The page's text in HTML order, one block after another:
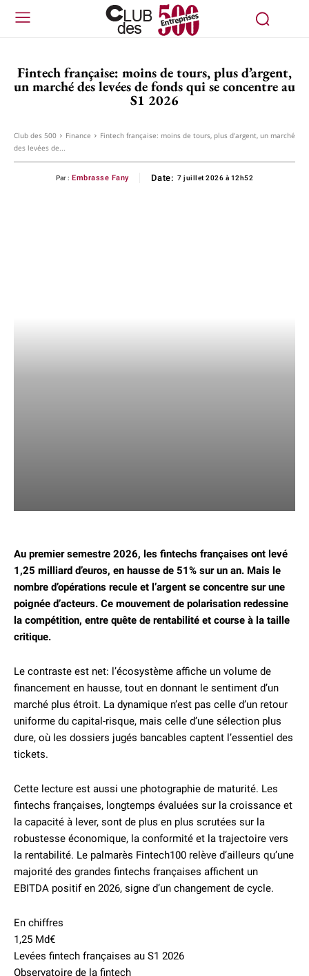
Fintech française: moins de tours, plus d’argent,
un marché des levées de fonds qui se concentre au
S1 2026
Club des 500 Finance
Fintech française: moins de tours, plus d'argent, un marché
des levées de...
Par : Embrasse Fany Date: 7 juillet 2026 à 12h52
Au premier semestre 2026, les fintechs françaises ont levé
1,25 milliard d’euros, en hausse de 51% sur un an. Mais le
nombre d’opérations recule et l’argent se concentre sur une
poignée d’acteurs. Ce mouvement de polarisation redessine
la compétition, entre quête de rentabilité et course à la taille
critique.
Le contraste est net: l’écosystème affiche un volume de
financement en hausse, tout en donnant le sentiment d’un
marché plus étroit. La dynamique n’est pas celle d’un retour
uniforme du capital-risque, mais celle d’une sélection plus
dure, où les dossiers jugés bancables captent l’essentiel des
tickets.
Cette lecture est aussi une photographie de maturité. Les
fintechs françaises, longtemps évaluées sur la croissance et
la capacité à lever, sont de plus en plus scrutées sur la
robustesse économique, la conformité et la trajectoire vers
la rentabilité. Le palmarès Fintech100 relève d’ailleurs qu’une
majorité des grandes fintechs françaises affichent un
EBITDA positif en 2026, signe d’un changement de cycle.
En chiffres
1,25 Md€
Levées fintech françaises au S1 2026
Observatoire de la fintech